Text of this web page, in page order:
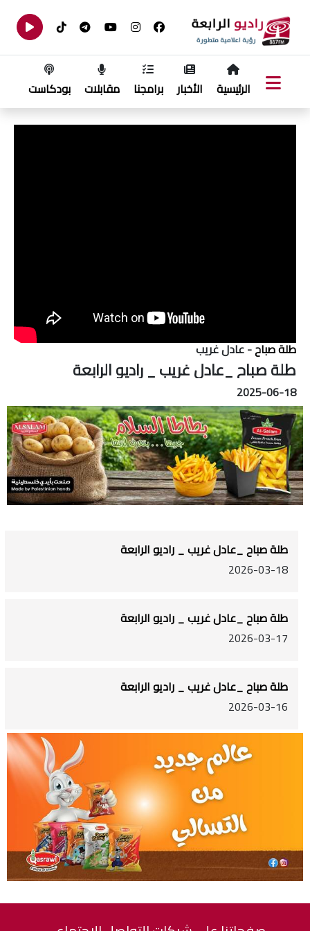
الرئيسية الأخبار برامجنا مقابلات بودكاست
طلة صباح- عادل غريب
طلة صباح _عادل غريب _ راديو الرابعة
2025-06-18
طلة صباح _عادل غريب _ راديو الرابعة
2026-03-18
طلة صباح _عادل غريب _ راديو الرابعة
2026-03-17
طلة صباح _عادل غريب _ راديو الرابعة
2026-03-16